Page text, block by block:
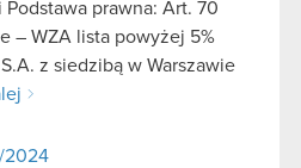
Podstawa prawna: Art. 70
– WZA lista powyżej 5%
z siedzibą w Warszawie
2024